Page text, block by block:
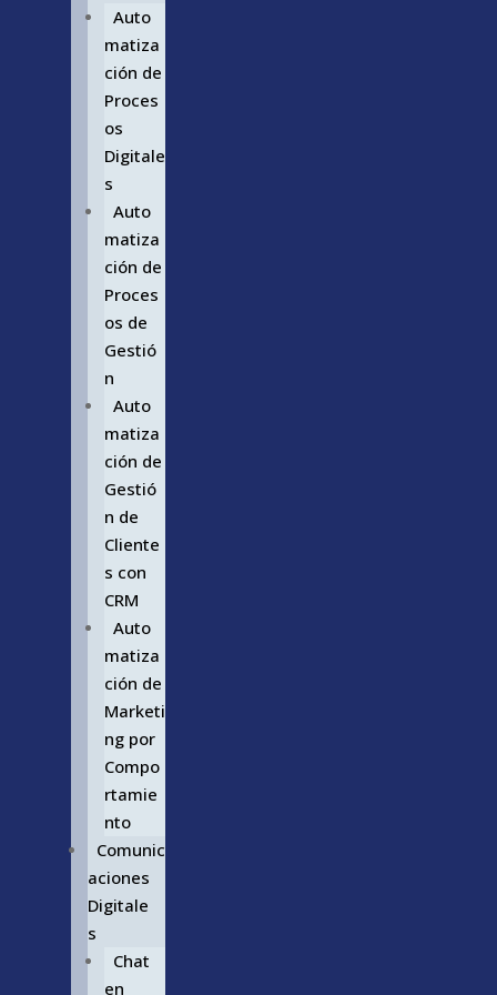
Auto
matiza
ción de
Proces
os
Digitale
s
Auto
matiza
ción de
Proces
os de
Gestió
n
Auto
matiza
ción de
Gestió
n de
Cliente
s con
CRM
Auto
matiza
ción de
Marketi
ng por
Compo
rtamie
nto
Comunic
aciones
Digitale
s
Chat
en